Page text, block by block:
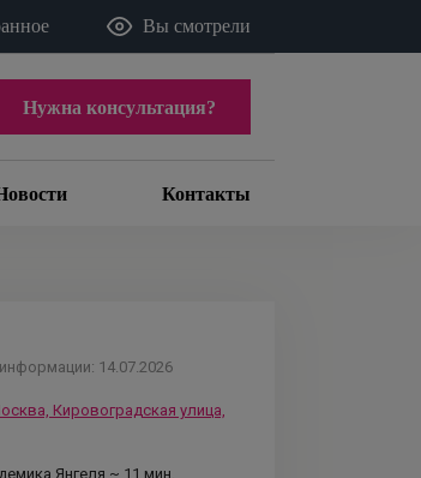
Вы смотрели
Нужна консультация?
Контакты
14.07.2026
Кировоградская улица,
Янгеля ~ 11 мин.